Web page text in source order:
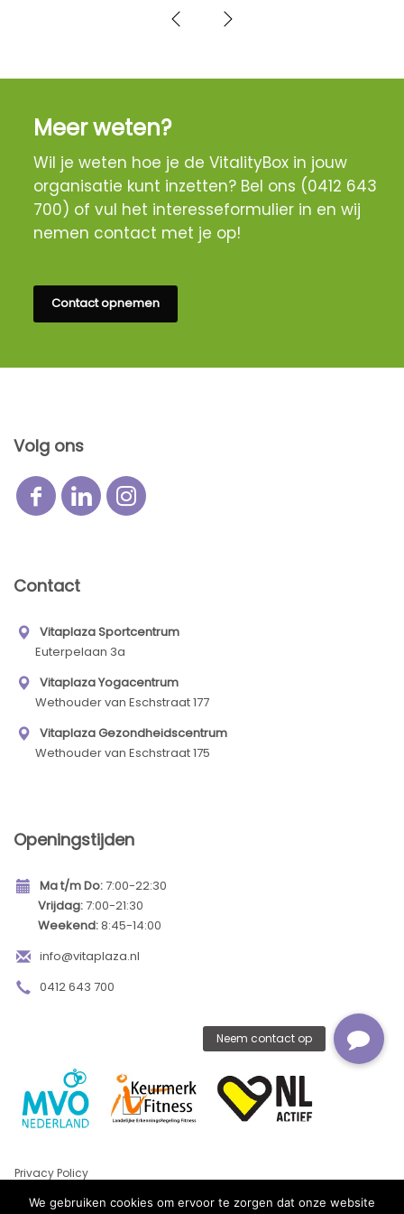
Wil je weten hoe je de VitalityBox in jouw
organisatie kunt inzetten? Bel ons (0412 643
700) of vul het interesseformulier in en wij
nemen contact met je op!
Euterpelaan 3a
Vitaplaza Yogacentrum
Wethouder van Eschstraat 177
Vitaplaza Gezondheidscentrum
Wethouder van Eschstraat 175
Vrijdag:7:00-21:30
Weekend:8:45-14:00
info@vitaplaza.nl
0412 643 700
©2022 - Alle rechten voorbehouden | Ontworpen door
We gebruiken cookies om ervoor te zorgen dat onze website